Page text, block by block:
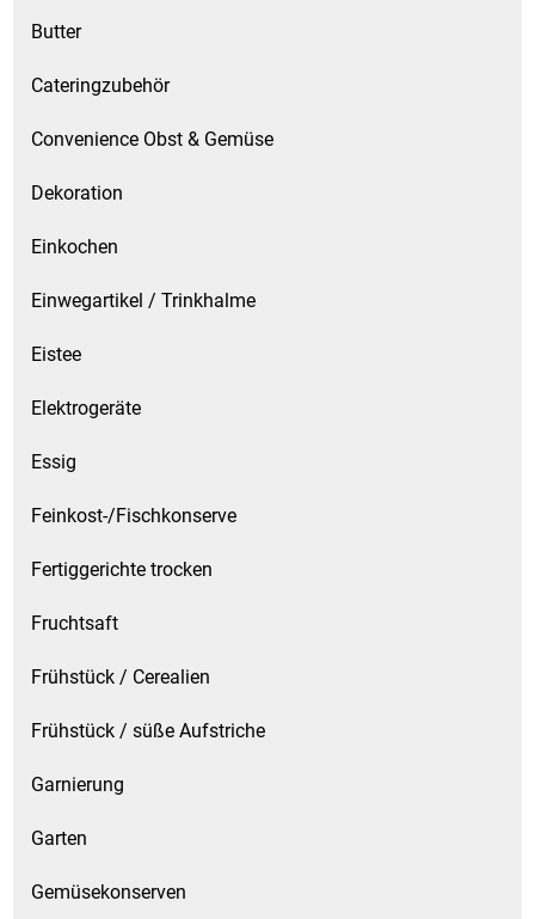
Gewürze
Gläser
Haarkosmetik
Kaffee
Kaffee / Tee Zubehör
Kakao
Karaffen / Krüge
Kochgeschirr
Butter
Cateringzubehör
Convenience Obst & Gemüse
Dekoration
Einkochen
Einwegartikel / Trinkhalme
Eistee
Elektrogeräte
Essig
Feinkost-/Fischkonserve
Fertiggerichte trocken
Fruchtsaft
Frühstück / Cerealien
Frühstück / süße Aufstriche
Garnierung
Garten
Gemüsekonserven